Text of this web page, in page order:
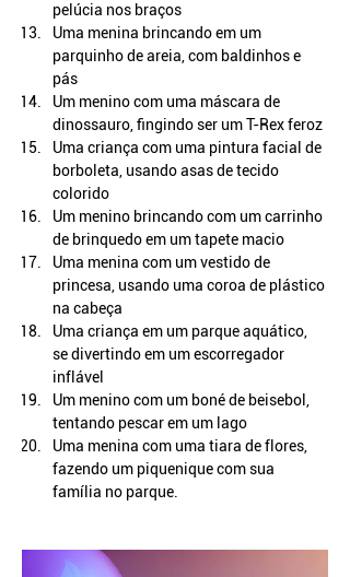
pelúcia nos braços
Uma menina brincando em um
parquinho de areia, com baldinhos e
pás
Um menino com uma máscara de
dinossauro, fingindo ser um T-Rex feroz
Uma criança com uma pintura facial de
borboleta, usando asas de tecido
colorido
Um menino brincando com um carrinho
de brinquedo em um tapete macio
Uma menina com um vestido de
princesa, usando uma coroa de plástico
na cabeça
Uma criança em um parque aquático,
se divertindo em um escorregador
inflável
Um menino com um boné de beisebol,
tentando pescar em um lago
Uma menina com uma tiara de flores,
fazendo um piquenique com sua
família no parque.